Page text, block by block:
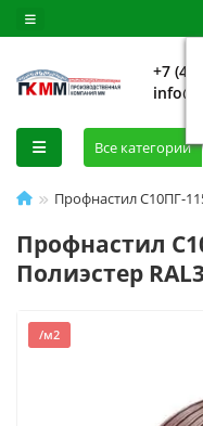
+7
Все категории
Профнастил С10ПГ-
Профнастил
Полиэстер
/м2